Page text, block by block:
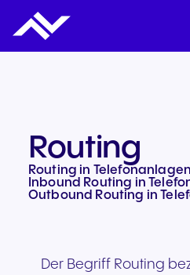
Routing
Routing in Telefonanlagen
Inbound Routing in
Outbound Routing in
Der Begriff Routing